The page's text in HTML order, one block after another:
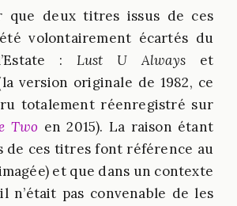
deux titres issus de ces
volontairement écartés du
: Lust U Always et
version originale de 1982, ce
totalement réenregistré sur
Two en 2015). La raison étant
de ces titres font référence au
et que dans un contexte
n’était pas convenable de les